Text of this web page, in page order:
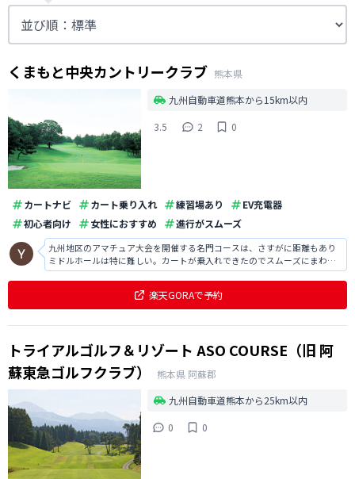
くまもと中央カントリークラブ 熊本県
九州自動車道熊本から15km以内
3.5
2 0
カートナビ カート乗り入れ 練習場あり
EV充電器
初心者向け
女性におすすめ 進行がスムーズ
九州地区のアマチュア大会を開催する名門コースは、さすがに距離もあり
ミドルホールは特に難しい。カートが乗入れできたのでスムーズにまわれ
た。
楽天GORAで予約
トライアルゴルフ＆リゾート ASO COURSE（旧 阿
蘇東急ゴルフクラブ）
熊本県 阿蘇郡
九州自動車道熊本から25km以内
0
0